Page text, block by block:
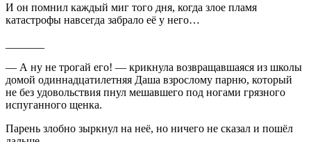
И он помнил каждый миг того дня, когда злое пламя
катастрофы навсегда забрало её у него…
— А ну не трогай его! — крикнула возвращавшаяся из школы
домой одиннадцатилетняя Даша взрослому парню, который
не без удовольствия пнул мешавшего под ногами грязного
испуганного щенка.
Парень злобно зыркнул на неё, но ничего не сказал и пошёл